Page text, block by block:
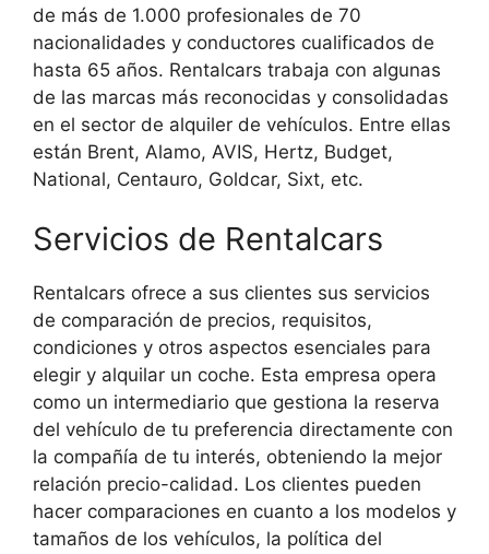
de más de 1.000 profesionales de 70
nacionalidades y conductores cualificados de
hasta 65 años. Rentalcars trabaja con algunas
de las marcas más reconocidas y consolidadas
en el sector de alquiler de vehículos. Entre ellas
están Brent, Alamo, AVIS, Hertz, Budget,
National, Centauro, Goldcar, Sixt, etc.
Servicios de Rentalcars
Rentalcars ofrece a sus clientes sus servicios
de comparación de precios, requisitos,
condiciones y otros aspectos esenciales para
elegir y alquilar un coche. Esta empresa opera
como un intermediario que gestiona la reserva
del vehículo de tu preferencia directamente con
la compañía de tu interés, obteniendo la mejor
relación precio-calidad. Los clientes pueden
hacer comparaciones en cuanto a los modelos y
tamaños de los vehículos, la política del